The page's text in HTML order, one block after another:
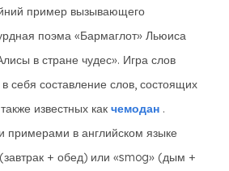
пример вызывающего
поэма «Бармаглот» Льюиса
в стране чудес». Игра слов
себя составление слов, состоящих
известных как чемодан .
примерами в английском языке
+ обед) или «smog» (дым +